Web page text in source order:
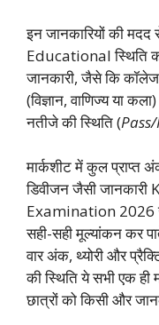
इन जानकारियों की
Educational स्थिति
जानकारी, जैसे कि
(विज्ञान, वाणिज्य या
नतीजे की स्थिति (
मार्कशीट में कुल
डिवीजन जैसी
Examination 2026
सही-सही मूल्यांकन कर
वार अंक, थ्योरी और
की स्थिति ये सभी एक ही
छात्रों को किसी और